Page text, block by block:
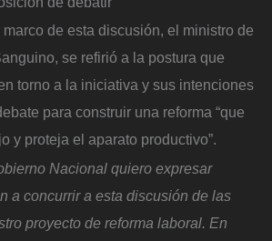
marco de esta discusión, el ministro de
se refirió a la postura que
torno a la iniciativa y sus intenciones
para construir una reforma “que
y proteja el aparato productivo”.
Nacional quiero expresar
a concurrir a esta discusión de las
proyecto de reforma laboral. En